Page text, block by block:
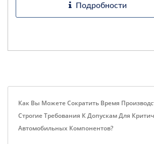
Подробности
Как Вы Можете Сократить Время
Строгие Требования К Допускам Для
Автомобильных Компонентов?